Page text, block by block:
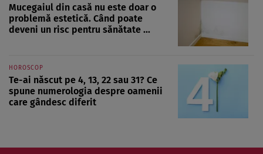
Mucegaiul din casă nu este doar o
problemă estetică. Când poate
deveni un risc pentru sănătate ...
HOROSCOP
Te-ai născut pe 4, 13, 22 sau 31? Ce
spune numerologia despre oamenii
care gândesc diferit